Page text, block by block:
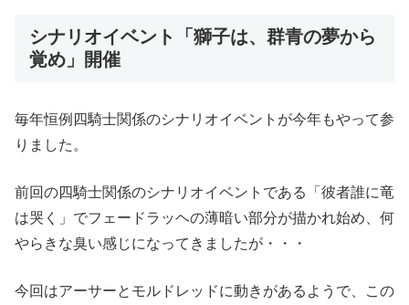
シナリオイベント「獅子は、群青の夢から
覚め」開催
毎年恒例四騎士関係のシナリオイベントが今年もやって参
りました。
前回の四騎士関係のシナリオイベントである「彼者誰に竜
は哭く」でフェードラッヘの薄暗い部分が描かれ始め、何
やらきな臭い感じになってきましたが・・・
今回はアーサーとモルドレッドに動きがあるようで、この